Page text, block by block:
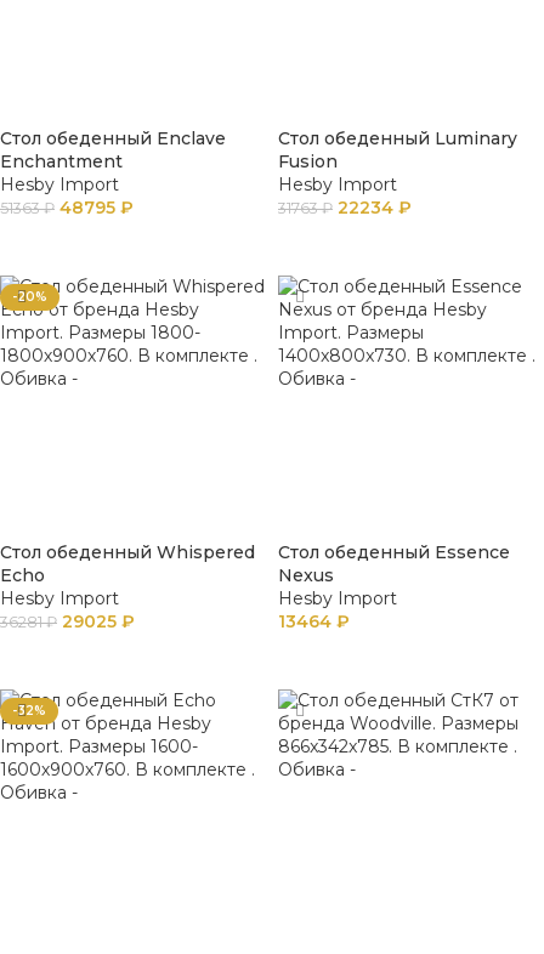
Стол обеденный Enclave
Enchantment
Hesby Import
51363₽ 48795 ₽
Стол обеденный Luminary
Fusion
Hesby Import
31763₽ 22234 ₽
-20%
Стол обеденный Whispered
Echo
Hesby Import
36281₽ 29025 ₽
Стол обеденный Essence
Nexus
Hesby Import
13464 ₽
-32%